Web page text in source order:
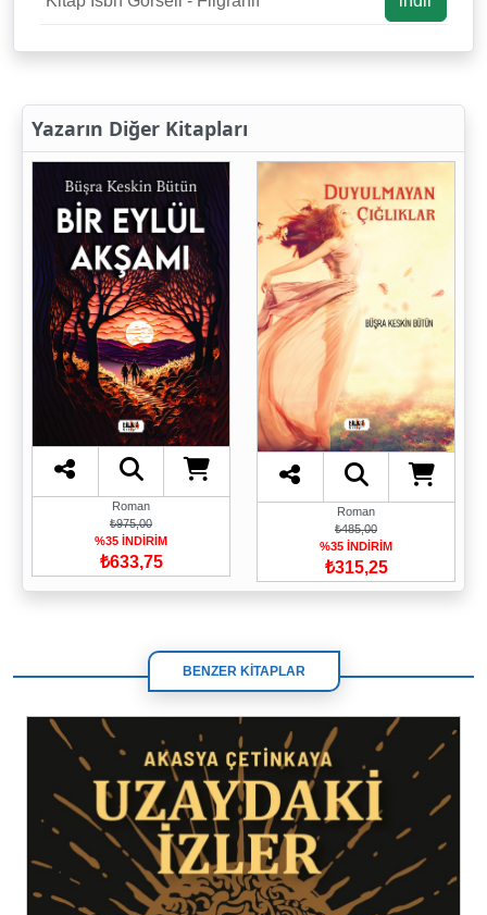
Yazarın Diğer Kitapları
Roman
₺975,00
%35 İNDİRİM
₺633,75
Roman
₺485,00
%35 İNDİRİM
₺315,25
BENZER KİTAPLAR